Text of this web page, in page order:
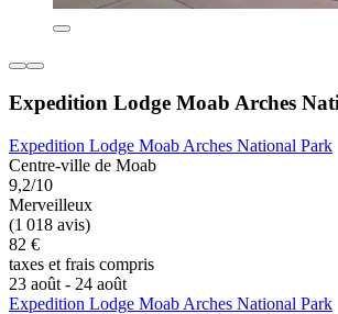
Expedition Lodge Moab Arches
Expedition Lodge Moab Arches National Park
Centre-ville de Moab
9,2/10
Merveilleux
(1 018 avis)
82 €
taxes et frais compris
23 août - 24 août
Expedition Lodge Moab Arches National Park